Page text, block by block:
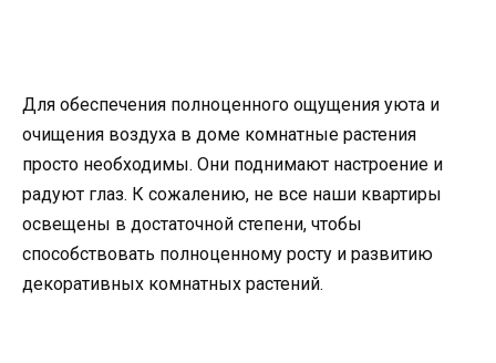
Для обеспечения полноценного ощущения уюта и
очищения воздуха в доме комнатные растения
просто необходимы. Они поднимают настроение и
радуют глаз. К сожалению, не все наши квартиры
освещены в достаточной степени, чтобы
способствовать полноценному росту и развитию
декоративных комнатных растений.